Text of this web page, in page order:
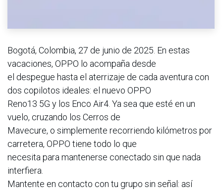
Bogotá, Colombia, 27 de junio de 2025. En estas
vacaciones, OPPO lo acompaña desde
el despegue hasta el aterrizaje de cada aventura con
dos copilotos ideales: el nuevo OPPO
Reno13 5G y los Enco Air4. Ya sea que esté en un
vuelo, cruzando los Cerros de
Mavecure, o simplemente recorriendo kilómetros por
carretera, OPPO tiene todo lo que
necesita para mantenerse conectado sin que nada
interfiera.
Mantente en contacto con tu grupo sin señal: así